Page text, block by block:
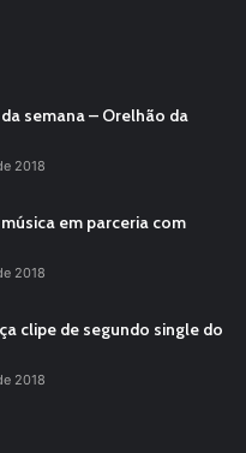
semana – Orelhão da
2018
em parceria com
2018
clipe de segundo single do
2018